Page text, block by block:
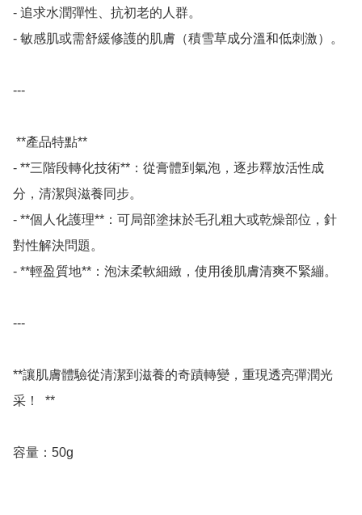
- 追求水潤彈性、抗初老的人群。
- 敏感肌或需舒緩修護的肌膚（積雪草成分溫和低刺激）。
---
- **三階段轉化技術**：從膏體到氣泡，逐步釋放活性成
分，清潔與滋養同步。
- **個人化護理**：可局部塗抹於毛孔粗大或乾燥部位，針
對性解決問題。
- **輕盈質地**：泡沫柔軟細緻，使用後肌膚清爽不緊繃。
---
**讓肌膚體驗從清潔到滋養的奇蹟轉變，重現透亮彈潤光
采！  **
容量：50g